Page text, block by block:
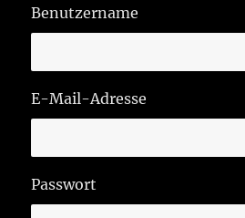
Benutzername
E-Mail-Adresse
Passwort